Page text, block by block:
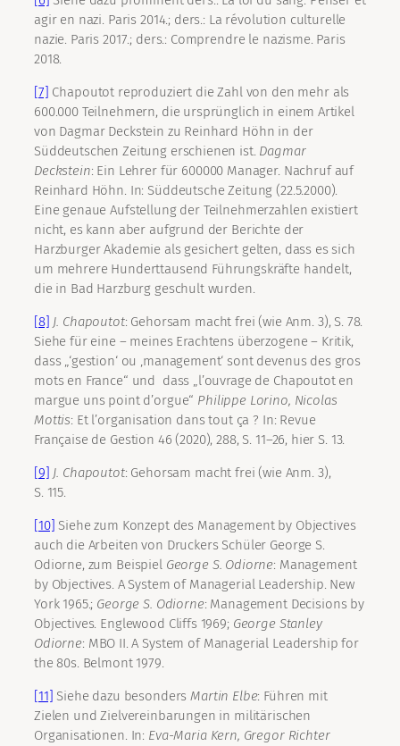
agir en nazi. Paris 2014.; ders.: La révolution culturelle
nazie. Paris 2017.; ders.: Comprendre le nazisme. Paris
2018.
[7] Chapoutot reproduziert die Zahl von den mehr als
600.000 Teilnehmern, die ursprünglich in einem Artikel
von Dagmar Deckstein zu Reinhard Höhn in der
Süddeutschen Zeitung erschienen ist. Dagmar
Deckstein: Ein Lehrer für 600000 Manager. Nachruf auf
Reinhard Höhn. In: Süddeutsche Zeitung (22.5.2000).
Eine genaue Aufstellung der Teilnehmerzahlen existiert
nicht, es kann aber aufgrund der Berichte der
Harzburger Akademie als gesichert gelten, dass es sich
um mehrere Hunderttausend Führungskräfte handelt,
die in Bad Harzburg geschult wurden.
[8] J. Chapoutot: Gehorsam macht frei (wie Anm. 3), S. 78.
Siehe für eine – meines Erachtens überzogene – Kritik,
dass „‘gestion‘ ou ‚management‘ sont devenus des gros
mots en France“ und dass „l’ouvrage de Chapoutot en
margue uns point d’orgue“ Philippe Lorino, Nicolas
Mottis: Et l’organisation dans tout ça ? In: Revue
Française de Gestion 46 (2020), 288, S. 11–26, hier S. 13.
[9] J. Chapoutot: Gehorsam macht frei (wie Anm. 3),
S. 115.
[10] Siehe zum Konzept des Management by Objectives
auch die Arbeiten von Druckers Schüler George S.
Odiorne, zum Beispiel George S. Odiorne: Management
by Objectives. A System of Managerial Leadership. New
York 1965.; George S. Odiorne: Management Decisions by
Objectives. Englewood Cliffs 1969; George Stanley
Odiorne: MBO II. A System of Managerial Leadership for
the 80s. Belmont 1979.
[11] Siehe dazu besondersMartin Elbe: Führen mit
Zielen und Zielvereinbarungen in militärischen
Organisationen. In: Eva-Maria Kern, Gregor Richter